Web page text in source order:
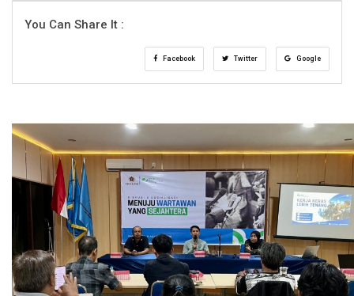
You Can Share It :
Facebook Twitter Google